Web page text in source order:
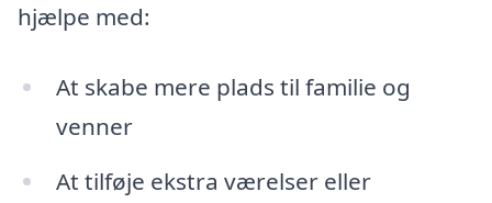
hjælpe med:
At skabe mere plads til familie og
venner
At tilføje ekstra værelser eller